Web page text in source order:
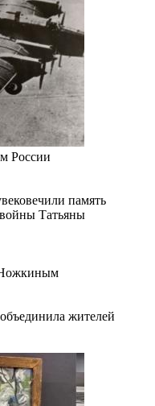
России
память
Татьяны
жителей